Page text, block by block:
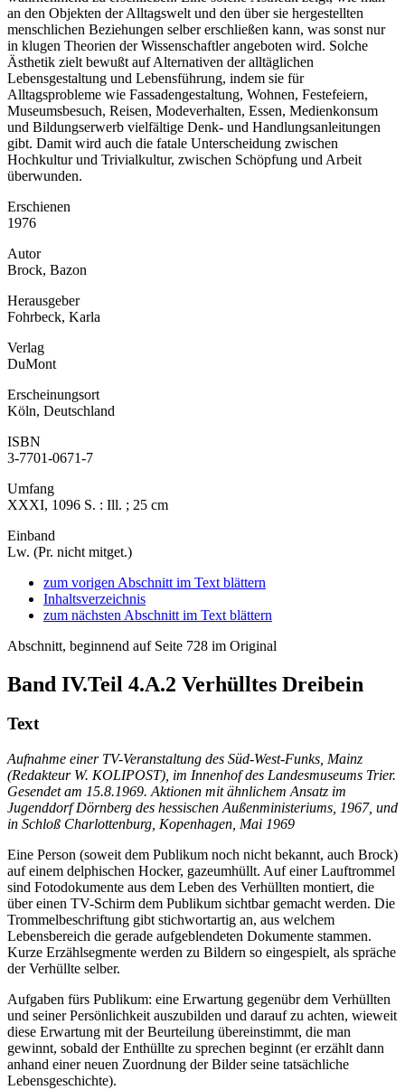
an den Objekten der Alltagswelt und den über sie hergestellten
menschlichen Beziehungen selber erschließen kann, was sonst nur
in klugen Theorien der Wissenschaftler angeboten wird. Solche
Ästhetik zielt bewußt auf Alternativen der alltäglichen
Lebensgestaltung und Lebensführung, indem sie für
Alltagsprobleme wie Fassadengestaltung, Wohnen, Festefeiern,
Museumsbesuch, Reisen, Modeverhalten, Essen, Medienkonsum
und Bildungserwerb vielfältige Denk- und Handlungsanleitungen
gibt. Damit wird auch die fatale Unterscheidung zwischen
Hochkultur und Trivialkultur, zwischen Schöpfung und Arbeit
überwunden.
Erschienen
1976
Autor
Brock, Bazon
Herausgeber
Fohrbeck, Karla
Verlag
DuMont
Erscheinungsort
Köln, Deutschland
ISBN
3-7701-0671-7
Umfang
XXXI, 1096 S. : Ill. ; 25 cm
Einband
Lw. (Pr. nicht mitget.)
zum vorigen Abschnitt im Text blättern
Inhaltsverzeichnis
zum nächsten Abschnitt im Text blättern
Abschnitt, beginnend auf Seite 728 im Original
Band IV.Teil 4.A.2 Verhülltes Dreibein
Text
Aufnahme einer TV-Veranstaltung des Süd-West-Funks, Mainz
(Redakteur W. KOLIPOST), im Innenhof des Landesmuseums Trier.
Gesendet am 15.8.1969. Aktionen mit ähnlichem Ansatz im
Jugenddorf Dörnberg des hessischen Außenministeriums, 1967, und
in Schloß Charlottenburg, Kopenhagen, Mai 1969
Eine Person (soweit dem Publikum noch nicht bekannt, auch Brock)
auf einem delphischen Hocker, gazeumhüllt. Auf einer Lauftrommel
sind Fotodokumente aus dem Leben des Verhüllten montiert, die
über einen TV-Schirm dem Publikum sichtbar gemacht werden. Die
Trommelbeschriftung gibt stichwortartig an, aus welchem
Lebensbereich die gerade aufgeblendeten Dokumente stammen.
Kurze Erzählsegmente werden zu Bildern so eingespielt, als spräche
der Verhüllte selber.
Aufgaben fürs Publikum: eine Erwartung gegenübr dem Verhüllten
und seiner Persönlichkeit auszubilden und darauf zu achten, wieweit
diese Erwartung mit der Beurteilung übereinstimmt, die man
gewinnt, sobald der Enthüllte zu sprechen beginnt (er erzählt dann
anhand einer neuen Zuordnung der Bilder seine tatsächliche
Lebensgeschichte).